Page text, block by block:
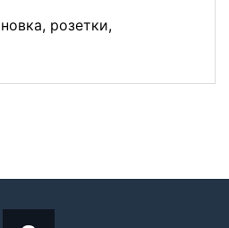
розетки,